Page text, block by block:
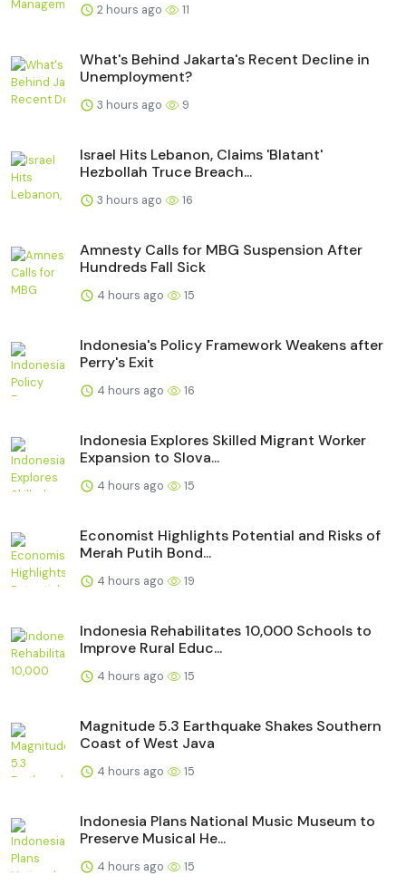
2 hours ago 11
What's Behind Jakarta's Recent Decline in
Unemployment?
3 hours ago 9
Israel Hits Lebanon, Claims 'Blatant'
Hezbollah Truce Breach...
3 hours ago 16
Amnesty Calls for MBG Suspension After
Hundreds Fall Sick
4 hours ago 15
Indonesia's Policy Framework Weakens after
Perry's Exit
4 hours ago 16
Indonesia Explores Skilled Migrant Worker
Expansion to Slova...
4 hours ago 15
Economist Highlights Potential and Risks of
Merah Putih Bond...
4 hours ago 19
Indonesia Rehabilitates 10,000 Schools to
Improve Rural Educ...
4 hours ago 15
Magnitude 5.3 Earthquake Shakes Southern
Coast of West Java
4 hours ago 15
Indonesia Plans National Music Museum to
Preserve Musical He...
4 hours ago 15